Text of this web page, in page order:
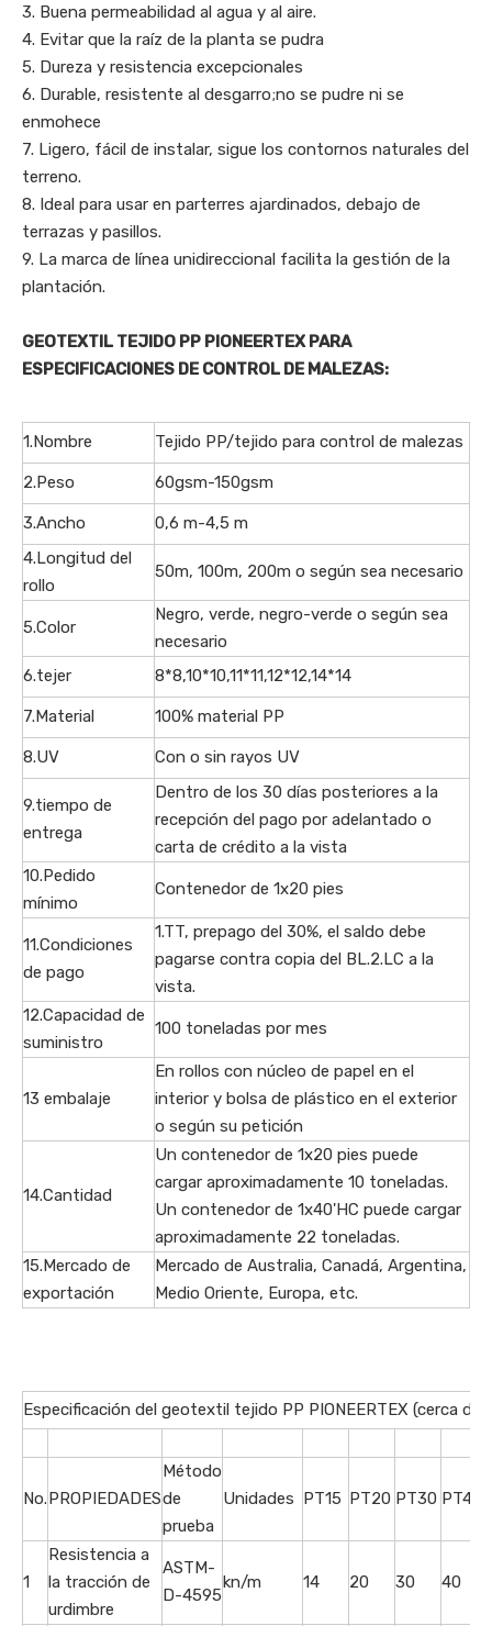
3. Buena permeabilidad al agua y al aire.
4. Evitar que la raíz de la planta se pudra
5. Dureza y resistencia excepcionales
6. Durable, resistente al desgarro;no se pudre ni se
enmohece
7. Ligero, fácil de instalar, sigue los contornos naturales del
terreno.
8. Ideal para usar en parterres ajardinados, debajo de
terrazas y pasillos.
9. La marca de línea unidireccional facilita la gestión de la
plantación.
GEOTEXTIL TEJIDO PP PIONEERTEX PARA
ESPECIFICACIONES DE CONTROL DE MALEZAS:
1.Nombre Tejido PP/tejido para control de malezas
2.Peso 60gsm-150gsm
3.Ancho
0,6 m-4,5 m
4.Longitud del
rollo
50m, 100m, 200m o según sea necesario
5.Color
Negro, verde, negro-verde o según sea
necesario
6.tejer
8*8,10*10,11*11,12*12,14*14
7.Material 100% material PP
8.UV Con o sin rayos UV
9.tiempo de
entrega
Dentro de los 30 días posteriores a la
recepción del pago por adelantado o
carta de crédito a la vista
10.Pedido
mínimo
Contenedor de 1x20 pies
11.Condiciones
de pago
1.TT, prepago del 30%, el saldo debe
pagarse contra copia del BL.2.LC a la
vista.
12.Capacidad de
suministro
100 toneladas por mes
13 embalaje
En rollos con núcleo de papel en el
interior y bolsa de plástico en el exterior
o según su petición
14.Cantidad
Un contenedor de 1x20 pies puede
cargar aproximadamente 10 toneladas.
Un contenedor de 1x40'HC puede cargar
aproximadamente 22 toneladas.
15.Mercado de
exportación
Mercado de Australia, Canadá, Argentina,
Medio Oriente, Europa, etc.
Especificación del geotextil tejido PP PIONEERTEX (cerca de
No.PROPIEDADES
Método
de
prueba
Unidades PT15 PT20 PT30 PT40
1
Resistencia a
la tracción de
urdimbre
ASTM-
D-4595
kn/m 14 20 30 40